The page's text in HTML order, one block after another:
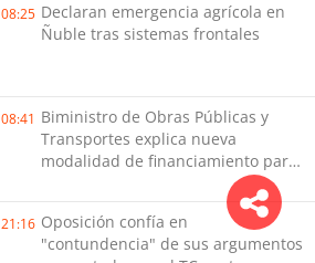
08:25 Declaran emergencia agrícola en
Ñuble tras sistemas frontales
08:41 Biministro de Obras Públicas y
Transportes explica nueva
modalidad de financiamiento para
las obras de electrocorredores en
el Gran Concepción
21:16 Oposición confía en
"contundencia" de sus argumentos